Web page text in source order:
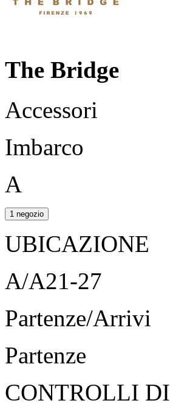
The Bridge
Accessori
Imbarco
A
1 negozio
UBICAZIONE
A/A21-27
Partenze/Arrivi
Partenze
CONTROLLI